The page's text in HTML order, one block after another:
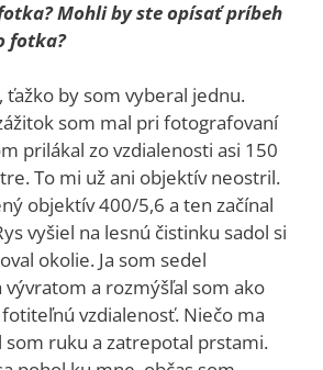
Mohli by ste opísať príbeh
fotka?
ťažko by som vyberal jednu.
som mal pri fotografovaní
prilákal zo vzdialenosti asi 150
To mi už ani objektív neostril.
objektív 400/5,6 a ten začínal
vyšiel na lesnú čistinku sadol si
okolie. Ja som sedel
vývratom a rozmýšľal som ako
vzdialenosť. Niečo ma
som ruku a zatrepotal prstami.